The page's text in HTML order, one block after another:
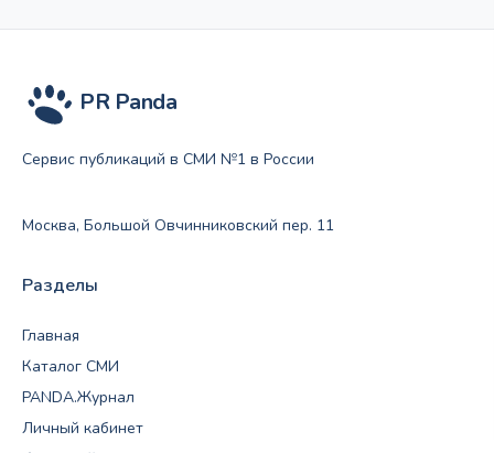
PR Panda
Сервис публикаций в СМИ №1 в России
Москва, Большой Овчинниковский пер. 11
Разделы
Главная
Каталог СМИ
PANDA.Журнал
Личный кабинет